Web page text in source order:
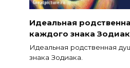
Идеальная
каждого знака
Идеальная родственная
знака Зодиака.